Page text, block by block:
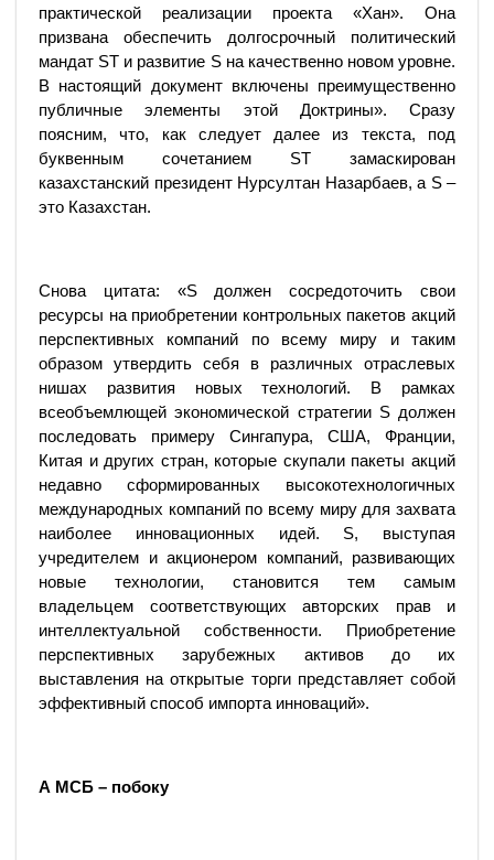
практической реализации проекта «Хан». Она
призвана обеспечить долгосрочный политический
мандат ST и развитие S на качественно новом уровне.
В настоящий документ включены преимущественно
публичные элементы этой Доктрины». Сразу
поясним, что, как следует далее из текста, под
буквенным сочетанием ST замаскирован
казахстанский президент Нурсултан Назарбаев, а S –
это Казахстан.
Снова цитата: «S должен сосредоточить свои
ресурсы на приобретении контрольных пакетов акций
перспективных компаний по всему миру и таким
образом утвердить себя в различных отраслевых
нишах развития новых технологий. В рамках
всеобъемлющей экономической стратегии S должен
последовать примеру Сингапура, США, Франции,
Китая и других стран, которые скупали пакеты акций
недавно сформированных высокотехнологичных
международных компаний по всему миру для захвата
наиболее инновационных идей. S, выступая
учредителем и акционером компаний, развивающих
новые технологии, становится тем самым
владельцем соответствующих авторских прав и
интеллектуальной собственности. Приобретение
перспективных зарубежных активов до их
выставления на открытые торги представляет собой
эффективный способ импорта инноваций».
А МСБ – побоку